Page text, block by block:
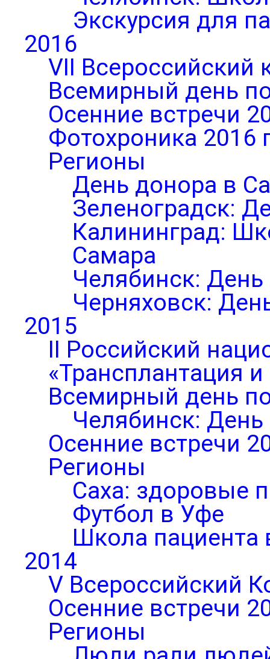
Экскурсия для
2016
VII Всероссийский
Всемирный день
Осенние встречи
Фотохроника 2016
Регионы
День донора в
Зеленоградск:
Калининград:
Самара
Челябинск: День
Черняховск:
2015
II Российский
«Трансплантация
Всемирный день
Челябинск: День
Осенние встречи
Регионы
Саха: здоровые
Футбол в Уфе
Школа пациента
2014
V Всероссийский
Осенние встречи
Регионы